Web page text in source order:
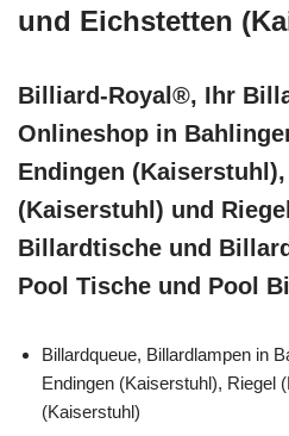
und Eichstetten
Billiard-Royal®, Ihr
Onlineshop in
Endingen
(Kaiserstuhl) und
Billardtische und
Pool Tische und Pool
Billardqueue, Billardlampen in
Endingen (Kaiserstuhl), Riegel
(Kaiserstuhl)